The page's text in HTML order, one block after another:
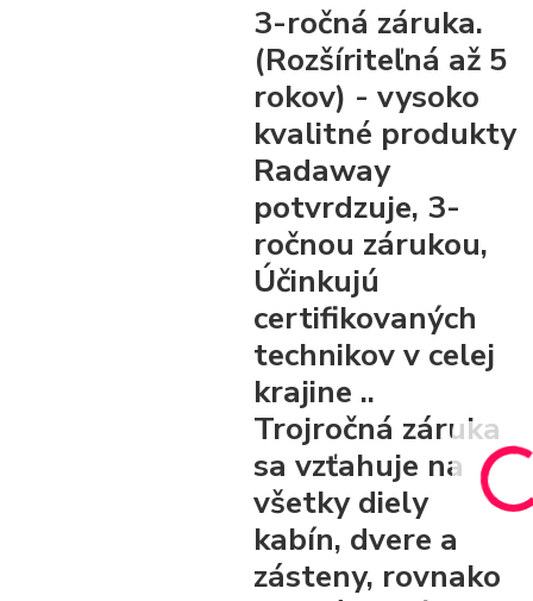
3-ročná záruka.
(Rozšíriteľná až 5
rokov) - vysoko
kvalitné produkty
Radaway
potvrdzuje, 3-
ročnou zárukou,
Účinkujú
certifikovaných
technikov v celej
krajine ..
Trojročná záruka
sa vzťahuje na
všetky diely
kabín, dvere a
zásteny, rovnako